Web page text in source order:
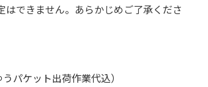
はできません。あらかじめご了承くださ
パケット出荷作業代込）